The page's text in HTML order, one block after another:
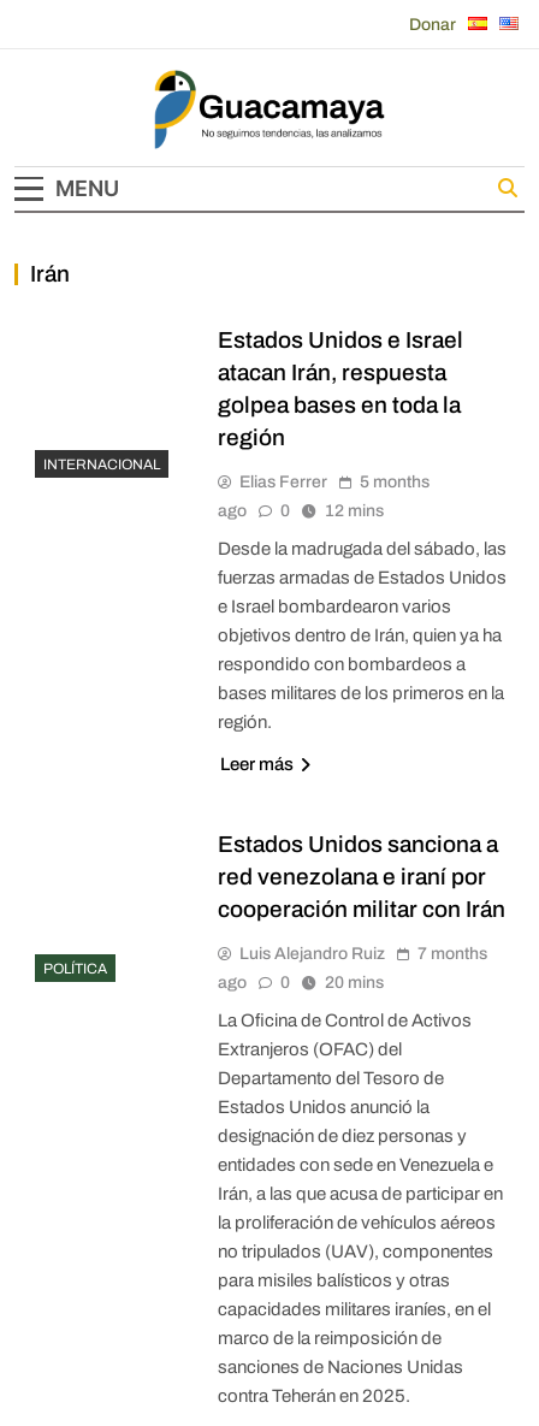
Donar
Guacamaya
MENU
Irán
INTERNACIONAL
Estados Unidos e Israel
atacan Irán, respuesta
golpea bases en toda la
región
Elias Ferrer
5 months
ago
0 12 mins
Desde la madrugada del sábado, las
fuerzas armadas de Estados Unidos
e Israel bombardearon varios
objetivos dentro de Irán, quien ya ha
respondido con bombardeos a
bases militares de los primeros en la
región.
Leer más
POLÍTICA
Estados Unidos sanciona a
red venezolana e iraní por
cooperación militar con Irán
Luis Alejandro Ruiz
7 months
ago
0 20 mins
La Oficina de Control de Activos
Extranjeros (OFAC) del
Departamento del Tesoro de
Estados Unidos anunció la
designación de diez personas y
entidades con sede en Venezuela e
Irán, a las que acusa de participar en
la proliferación de vehículos aéreos
no tripulados (UAV), componentes
para misiles balísticos y otras
capacidades militares iraníes, en el
marco de la reimposición de
sanciones de Naciones Unidas
contra Teherán en 2025.